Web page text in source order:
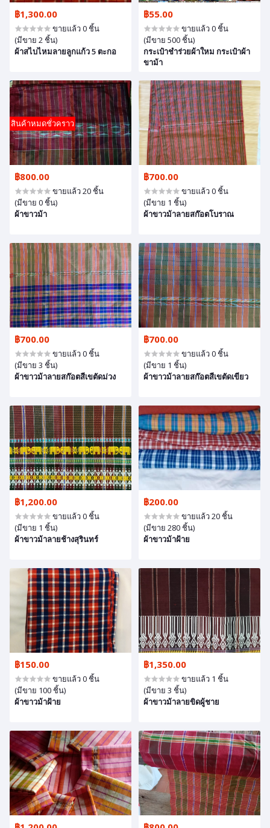
฿1,300.00
ขายแล้ว 0 ชิ้น
(มีขาย 2 ชิ้น)
ผ้าสไบไหมลายลูกแก้ว 5 ตะกอ
฿55.00
ขายแล้ว 0 ชิ้น
(มีขาย 500 ชิ้น)
กระเป๋าชำร่วยผ้าใหม กระเป๋าผ้า
ขาม้า
สินค้าหมดชั่วคราว
฿800.00
ขายแล้ว 20 ชิ้น
(มีขาย 0 ชิ้น)
ผ้าขาวม้า
฿700.00
ขายแล้ว 0 ชิ้น
(มีขาย 1 ชิ้น)
ผ้าขาวม้าลายสก๊อตโบราณ
฿700.00
ขายแล้ว 0 ชิ้น
(มีขาย 3 ชิ้น)
ผ้าขาวม้าลายสก๊อตสีเขตัดม่วง
฿700.00
ขายแล้ว 0 ชิ้น
(มีขาย 1 ชิ้น)
ผ้าขาวม้าลายสก๊อตสีเขตัดเขียว
฿1,200.00
ขายแล้ว 0 ชิ้น
(มีขาย 1 ชิ้น)
ผ้าขาวม้าลายช้างสุรินทร์
฿200.00
ขายแล้ว 20 ชิ้น
(มีขาย 280 ชิ้น)
ผ้าขาวม้าฝ้าย
฿150.00
ขายแล้ว 0 ชิ้น
(มีขาย 100 ชิ้น)
ผ้าขาวม้าฝ้าย
฿1,350.00
ขายแล้ว 1 ชิ้น
(มีขาย 3 ชิ้น)
ผ้าขาวม้าลายขิดผู้ชาย